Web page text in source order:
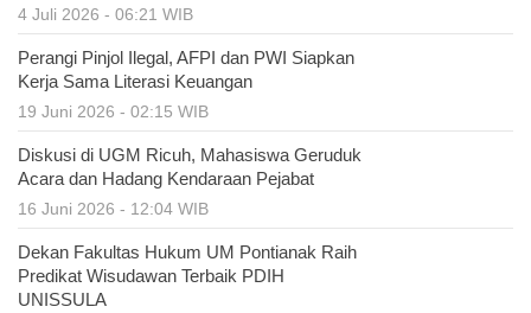
4 Juli 2026 - 06:21 WIB
Perangi Pinjol Ilegal, AFPI dan PWI Siapkan
Kerja Sama Literasi Keuangan
19 Juni 2026 - 02:15 WIB
Diskusi di UGM Ricuh, Mahasiswa Geruduk
Acara dan Hadang Kendaraan Pejabat
16 Juni 2026 - 12:04 WIB
Dekan Fakultas Hukum UM Pontianak Raih
Predikat Wisudawan Terbaik PDIH
UNISSULA